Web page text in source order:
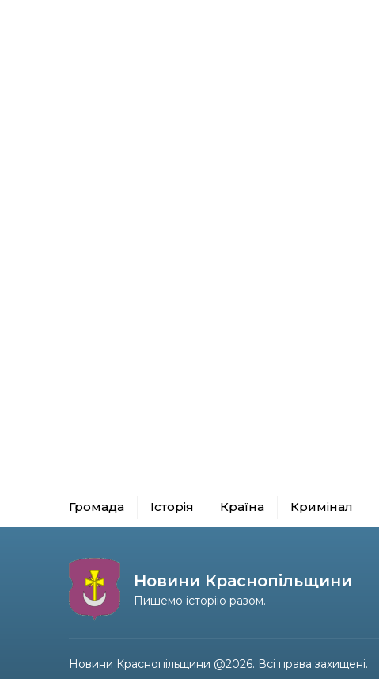
Громада Історія Країна Кримінал
Новини Краснопільщини
Пишемо історію разом.
Новини Краснопільщини @2026. Всі права захищені.